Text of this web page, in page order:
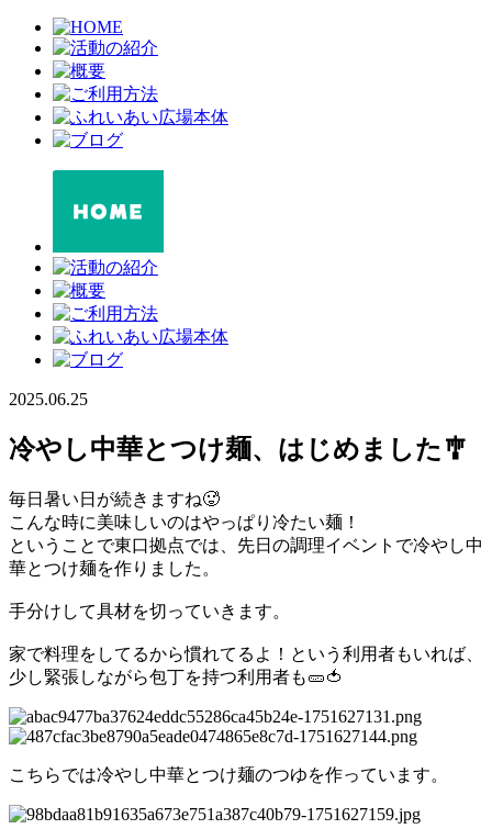
2025.06.25
冷やし中華とつけ麺、はじめました🎐
毎日暑い日が続きますね🥵
こんな時に美味しいのはやっぱり冷たい麺！
ということで東口拠点では、先日の調理イベントで冷やし中
華とつけ麺を作りました。
手分けして具材を切っていきます。
家で料理をしてるから慣れてるよ！という利用者もいれば、
少し緊張しながら包丁を持つ利用者も🥒🍅
こちらでは冷やし中華とつけ麺のつゆを作っています。